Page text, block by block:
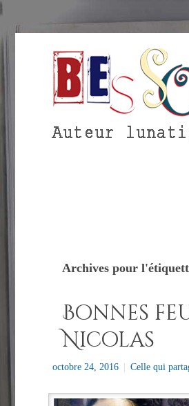
Archives pour
Bonnes
Nicolas
octobre 24, 2016 | Celle qui